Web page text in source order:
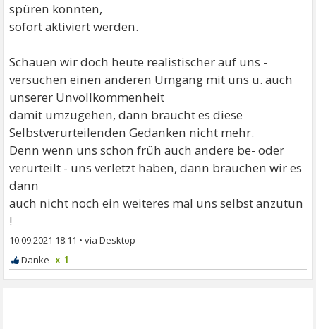
spüren konnten,
sofort aktiviert werden.
Schauen wir doch heute realistischer auf uns -
versuchen einen anderen Umgang mit uns u. auch
unserer Unvollkommenheit
damit umzugehen, dann braucht es diese
Selbstverurteilenden Gedanken nicht mehr.
Denn wenn uns schon früh auch andere be- oder
verurteilt - uns verletzt haben, dann brauchen wir es
dann
auch nicht noch ein weiteres mal uns selbst anzutun
!
10.09.2021 18:11 •
x 1